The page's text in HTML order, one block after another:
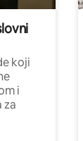
koji
i
za